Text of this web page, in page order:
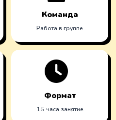
Команда
Работа в группе
Формат
1.5 часа занятие